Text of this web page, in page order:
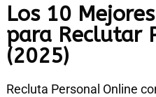
Los 10
para Reclutar
(2025)
Recluta Personal Online